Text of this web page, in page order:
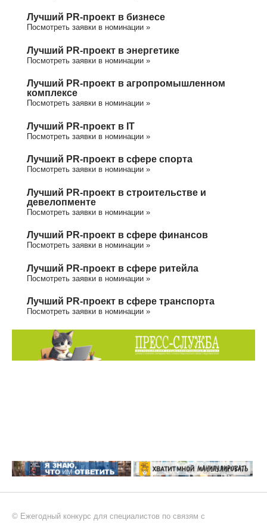
Лучший PR-проект в бизнесе
Посмотреть заявки в номинации »
Лучший PR-проект в энергетике
Посмотреть заявки в номинации »
Лучший PR-проект в агропромышленном
комплексе
Посмотреть заявки в номинации »
Лучший PR-проект в IT
Посмотреть заявки в номинации »
Лучший PR-проект в сфере спорта
Посмотреть заявки в номинации »
Лучший PR-проект в строительстве и
девелопменте
Посмотреть заявки в номинации »
Лучший PR-проект в сфере финансов
Посмотреть заявки в номинации »
Лучший PR-проект в сфере ритейла
Посмотреть заявки в номинации »
Лучший PR-проект в сфере транспорта
Посмотреть заявки в номинации »
© Ежегодный конкурс для специалистов по связям с